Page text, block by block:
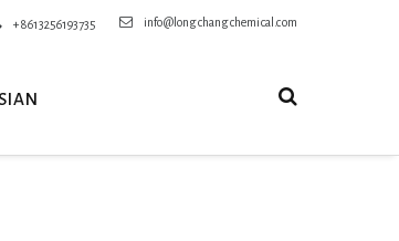
info@longchangchemical.com
+8613256193735